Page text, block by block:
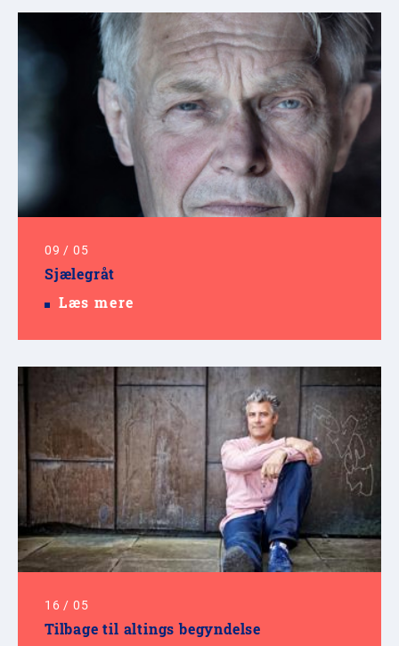
09 / 05
Sjælegråt
Læs mere
16 / 05
Tilbage til altings begyndelse